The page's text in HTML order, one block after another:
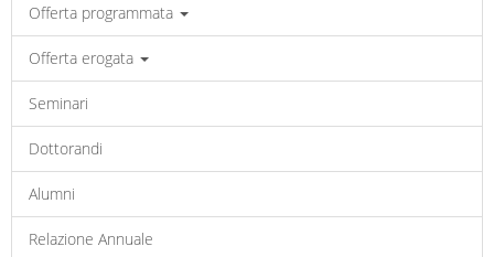
Offerta programmata
Offerta erogata
Seminari
Dottorandi
Alumni
Relazione Annuale